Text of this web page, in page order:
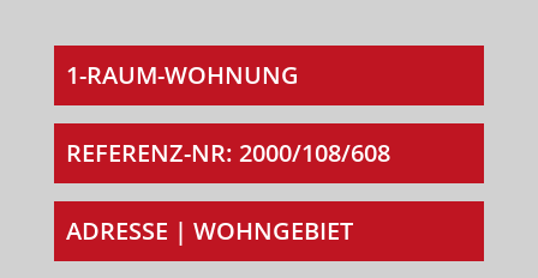
1-RAUM-WOHNUNG
REFERENZ-NR: 2000/108/608
ADRESSE | WOHNGEBIET